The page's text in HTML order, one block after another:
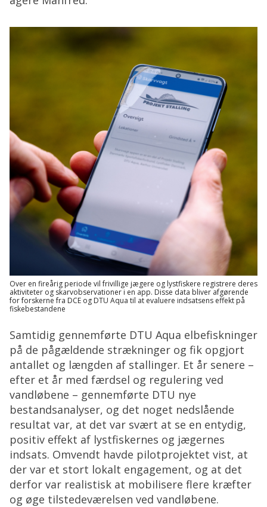
Over en fireårig periode vil frivillige jægere og lystfiskere registrere deres
aktiviteter og skarvobservationer i en app. Disse data bliver afgørende
for forskerne fra DCE og DTU Aqua til at evaluere indsatsens effekt på
fiskebestandene
Samtidig gennemførte DTU Aqua elbefiskninger
på de pågældende strækninger og fik opgjort
antallet og længden af stallinger. Et år senere –
efter et år med færdsel og regulering ved
vandløbene – gennemførte DTU nye
bestandsanalyser, og det noget nedslående
resultat var, at det var svært at se en entydig,
positiv effekt af lystfiskernes og jægernes
indsats. Omvendt havde pilotprojektet vist, at
der var et stort lokalt engagement, og at det
derfor var realistisk at mobilisere flere kræfter
og øge tilstedeværelsen ved vandløbene.